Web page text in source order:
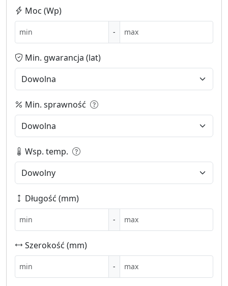
Moc (Wp)
-
Min. gwarancja (lat)
Min. sprawność
Wsp. temp.
Długość (mm)
-
Szerokość (mm)
-